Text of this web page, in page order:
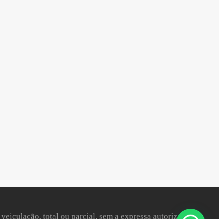
total ou parcial, sem a expressa autorização da